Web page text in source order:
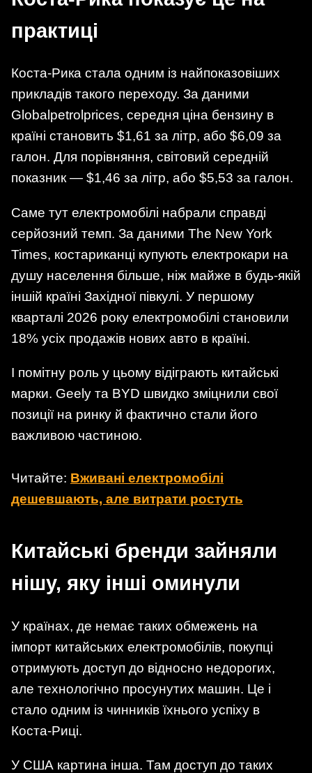
практиці
Коста-Рика стала одним із найпоказовіших
прикладів такого переходу. За даними
Globalpetrolprices, середня ціна бензину в
країні становить $1,61 за літр, або $6,09 за
галон. Для порівняння, світовий середній
показник — $1,46 за літр, або $5,53 за галон.
Саме тут електромобілі набрали справді
серйозний темп. За даними The New York
Times, костариканці купують електрокари на
душу населення більше, ніж майже в будь-якій
іншій країні Західної півкулі. У першому
кварталі 2026 року електромобілі становили
18% усіх продажів нових авто в країні.
І помітну роль у цьому відіграють китайські
марки. Geely та BYD швидко зміцнили свої
позиції на ринку й фактично стали його
важливою частиною.
Читайте: Вживані електромобілі
дешевшають, але витрати ростуть
Китайські бренди зайняли
нішу, яку інші оминули
У країнах, де немає таких обмежень на
імпорт китайських електромобілів, покупці
отримують доступ до відносно недорогих,
але технологічно просунутих машин. Це і
стало одним із чинників їхнього успіху в
Коста-Риці.
У США картина інша. Там доступ до таких